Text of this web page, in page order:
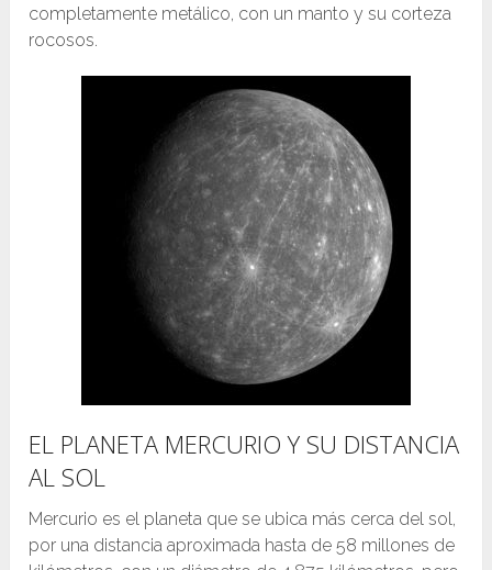
completamente metálico, con un manto y su corteza
rocosos.
EL PLANETA MERCURIO Y SU DISTANCIA
AL SOL
Mercurio es el planeta que se ubica más cerca del sol,
por una distancia aproximada hasta de 58 millones de